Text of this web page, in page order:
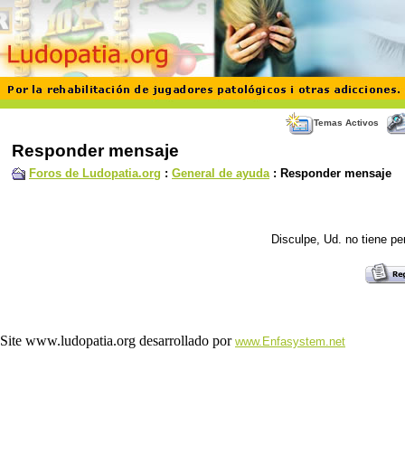
Temas Activos
Responder mensaje
Foros de Ludopatia.org : General de ayuda: Responder mensaje
Disculpe, Ud. no tiene
Site www.ludopatia.org desarrollado por www.Enfasystem.net